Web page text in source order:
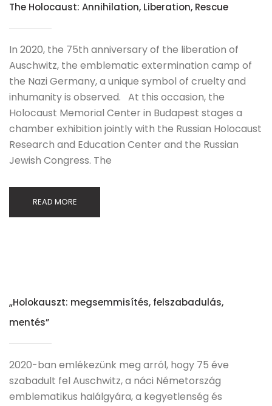
The Holocaust: Annihilation, Liberation, Rescue
In 2020, the 75th anniversary of the liberation of
Auschwitz, the emblematic extermination camp of
the Nazi Germany, a unique symbol of cruelty and
inhumanity is observed. At this occasion, the
Holocaust Memorial Center in Budapest stages a
chamber exhibition jointly with the Russian Holocaust
Research and Education Center and the Russian
Jewish Congress. The
READ MORE
„Holokauszt: megsemmisítés, felszabadulás,
mentés”
2020-ban emlékezünk meg arról, hogy 75 éve
szabadult fel Auschwitz, a náci Németország
emblematikus halálgyára, a kegyetlenség és